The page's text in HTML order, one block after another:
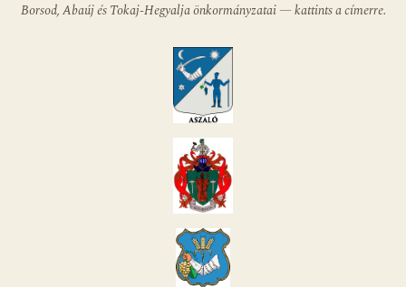
Borsod, Abaúj és Tokaj-Hegyalja önkormányzatai — kattints a címerre.